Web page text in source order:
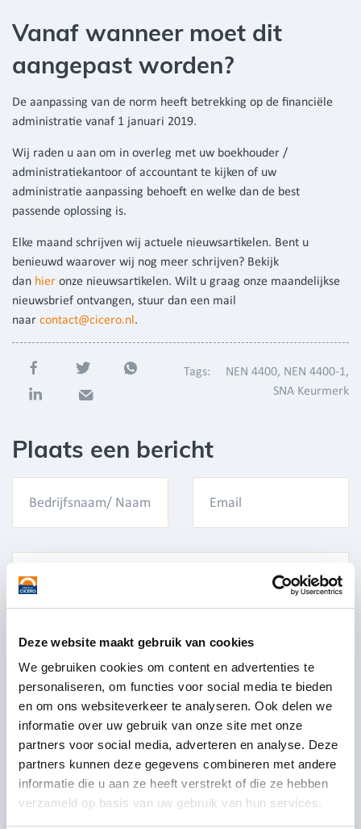
Deze website maakt gebruik van cookies
We gebruiken cookies om content en advertenties te
personaliseren, om functies voor social media te bieden
en om ons websiteverkeer te analyseren. Ook delen we
informatie over uw gebruik van onze site met onze
partners voor social media, adverteren en analyse. Deze
partners kunnen deze gegevens combineren met andere
informatie die u aan ze heeft verstrekt of die ze hebben
verzameld op basis van uw gebruik van hun services.
Vanaf wanneer moet dit
aangepast worden?
De aanpassing van de norm heeft betrekking op de financiële
administratie vanaf 1 januari 2019.
Wij raden u aan om in overleg met uw boekhouder /
administratiekantoor of accountant te kijken of uw
administratie aanpassing behoeft en welke dan de best
passende oplossing is.
Elke maand schrijven wij actuele nieuwsartikelen. Bent u
benieuwd waarover wij nog meer schrijven? Bekijk
dan hier onze nieuwsartikelen. Wilt u graag onze maandelijkse
nieuwsbrief ontvangen, stuur dan een mail
naar contact@cicero.nl .
Tags: NEN 4400
NEN 4400-1
SNA Keurmerk
Plaats een bericht